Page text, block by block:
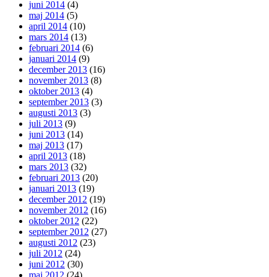
juni 2014 (4)
maj 2014 (5)
april 2014 (10)
mars 2014 (13)
februari 2014 (6)
januari 2014 (9)
december 2013 (16)
november 2013 (8)
oktober 2013 (4)
september 2013 (3)
augusti 2013 (3)
juli 2013 (9)
juni 2013 (14)
maj 2013 (17)
april 2013 (18)
mars 2013 (32)
februari 2013 (20)
januari 2013 (19)
december 2012 (19)
november 2012 (16)
oktober 2012 (22)
september 2012 (27)
augusti 2012 (23)
juli 2012 (24)
juni 2012 (30)
maj 2012 (24)